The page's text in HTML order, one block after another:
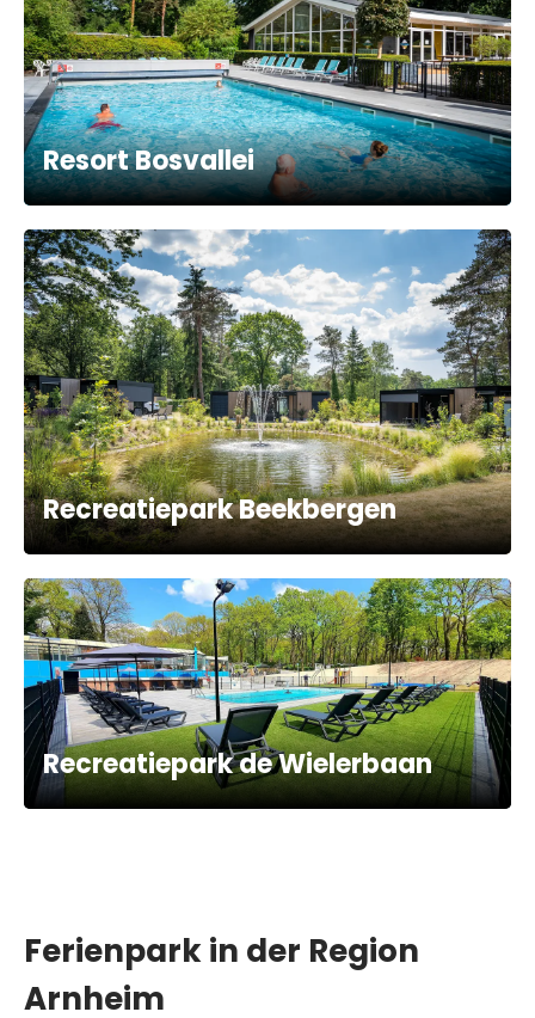
Resort Bosvallei
Recreatiepark Beekbergen
Recreatiepark de Wielerbaan
Ferienpark in der Region
Arnheim